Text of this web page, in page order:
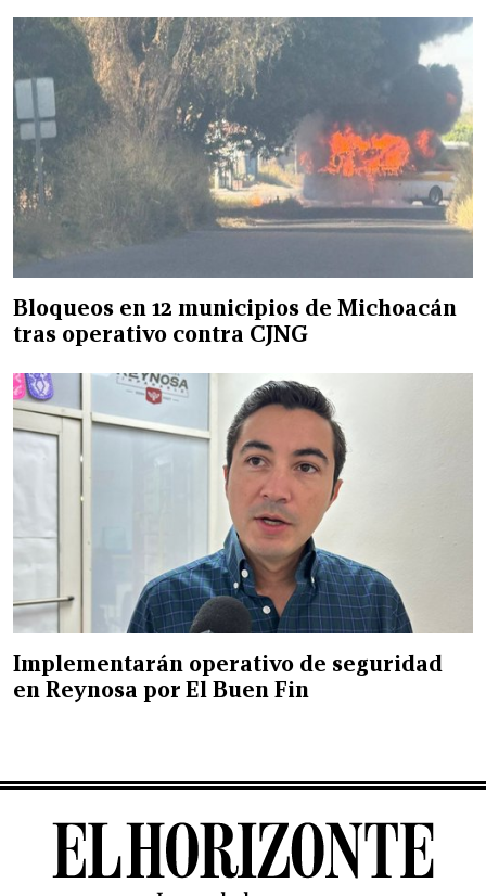
Bloqueos en 12 municipios de Michoacán
tras operativo contra CJNG
Implementarán operativo de seguridad
en Reynosa por El Buen Fin